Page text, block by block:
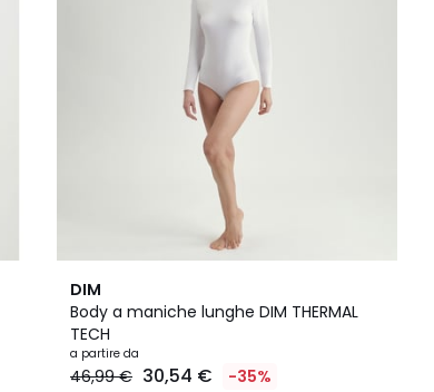
DIM
Body a maniche lunghe DIM THERMAL
TECH
a partire da
46,99 € 30,54 € -35%
5
/
5
2
Colori